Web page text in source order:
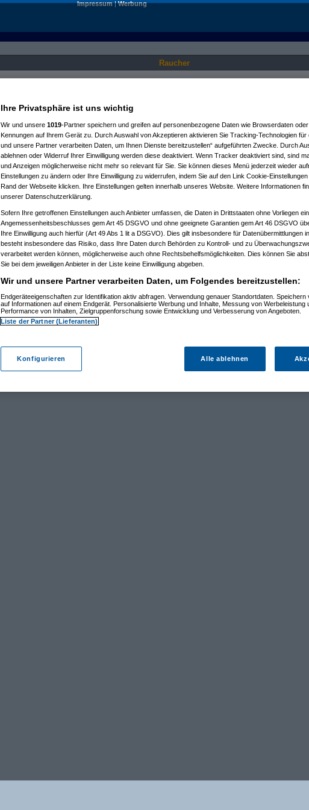
Impressum|Werbung
Raucher
Ihre Privatsphäre ist uns wichtig
Wir und unsere 1019-Partner speichern und greifen auf personenbezogene Daten wie Browserdaten
Kennungen auf Ihrem Gerät zu. Durch Auswahl von Akzeptieren aktivieren Sie Tracking-Technologien für
und unsere Partner verarbeiten Daten, um Ihnen Dienste bereitzustellen“ aufgeführten Zwecke. Durch
ablehnen oder Widerruf Ihrer Einwilligung werden diese deaktiviert. Wenn Tracker deaktiviert sind, sind
und Anzeigen möglicherweise nicht mehr so relevant für Sie. Sie können dieses Menü jederzeit wieder
Einstellungen zu ändern oder Ihre Einwilligung zu widerrufen, indem Sie auf den Link Cookie-
Rand der Webseite klicken. Ihre Einstellungen gelten innerhalb unseres Website. Weitere Informationen
unserer Datenschutzerklärung.
Sofern Ihre getroffenen Einstellungen auch Anbieter umfassen, die Daten in Drittstaaten ohne Vorliegen
Angemessenheitsbeschlusses gem Art 45 DSGVO und ohne geeignete Garantien gem Art 46 DSGVO
Ihre Einwilligung auch hierfür (Art 49 Abs 1 lit a DSGVO). Dies gilt insbesondere für Datenübermittlungen
besteht insbesondere das Risiko, dass Ihre Daten durch Behörden zu Kontroll- und zu
verarbeitet werden können, möglicherweise auch ohne Rechtsbehelfsmöglichkeiten. Dies können Sie
Sie bei dem jeweiligen Anbieter in der Liste keine Einwilligung abgeben.
Wir und unsere Partner verarbeiten Daten, um Folgendes bereitzustellen:
Endgeräteeigenschaften zur Identifikation aktiv abfragen. Verwendung genauer Standortdaten. Speichern
auf Informationen auf einem Endgerät. Personalisierte Werbung und Inhalte, Messung von Werbeleistung
Performance von Inhalten, Zielgruppenforschung sowie Entwicklung und Verbesserung von Angeboten.
Liste der Partner (Lieferanten)
Konfigurieren Alle ablehnen